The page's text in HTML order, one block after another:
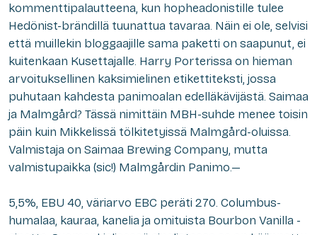
kommenttipalautteena, kun hopheadonistille tulee
Hedönist-brändillä tuunattua tavaraa. Näin ei ole, selvisi
että muillekin bloggaajille sama paketti on saapunut, ei
kuitenkaan Kusettajalle. Harry Porterissa on hieman
arvoituksellinen kaksimielinen etikettiteksti, jossa
puhutaan kahdesta panimoalan edelläkävijästä. Saimaa
ja Malmgård? Tässä nimittäin MBH-suhde menee toisin
päin kuin Mikkelissä tölkitetyissä Malmgård-oluissa.
Valmistaja on Saimaa Brewing Company, mutta
valmistupaikka (sic!) Malmgårdin Panimo.—
5,5%, EBU 40, väriarvo EBC peräti 270. Columbus-
humalaa, kauraa, kanelia ja omituista Bourbon Vanilla -